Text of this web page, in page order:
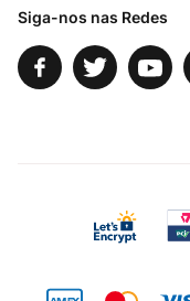
Siga-nos nas Redes